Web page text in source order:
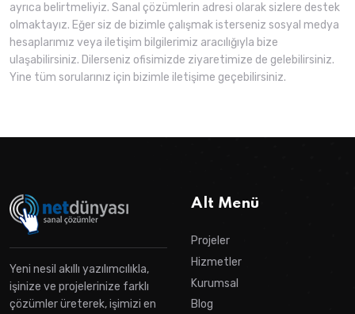
ayrıca belirtmeliyiz. Sanal çözümlerin adresi olarak sizlere destek
olmaktayız. Eğer siz de bizimle çalışmak isterseniz sosyal medya
hesaplarımız veya iletişim bilgilerimiz aracılığıyla bize
ulaşabilirsiniz. Dilerseniz ofisimizde ziyaretimize de gelebilirsiniz.
Yine tüm sorularınız için bizimle iletişime geçebilirsiniz.
Yeni nesil akıllı yazılımcılıkla,
işinize ve projelerinize farklı
çözümler üreterek, işimizi en
Alt Menü
Projeler
Hizmetler
Kurumsal
Blog